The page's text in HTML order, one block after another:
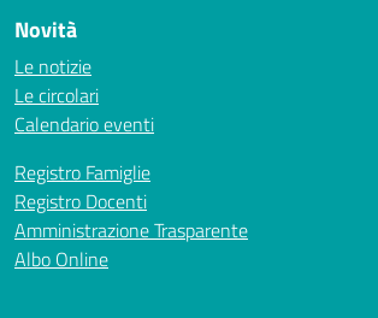
Novità
Le notizie
Le circolari
Calendario eventi
Registro Famiglie
Registro Docenti
Amministrazione Trasparente
Albo Online